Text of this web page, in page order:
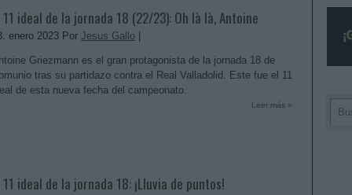
11 ideal de la jornada 18 (22/23): Oh là là, Antoine
enero 2023 Por Jesus Gallo
Griezmann es el gran protagonista de la jornada 18 de
tras su partidazo contra el Real Valladolid. Este fue el 11
de esta nueva fecha del campeonato.
Leer más »
11 ideal de la jornada 18: ¡Lluvia de puntos!